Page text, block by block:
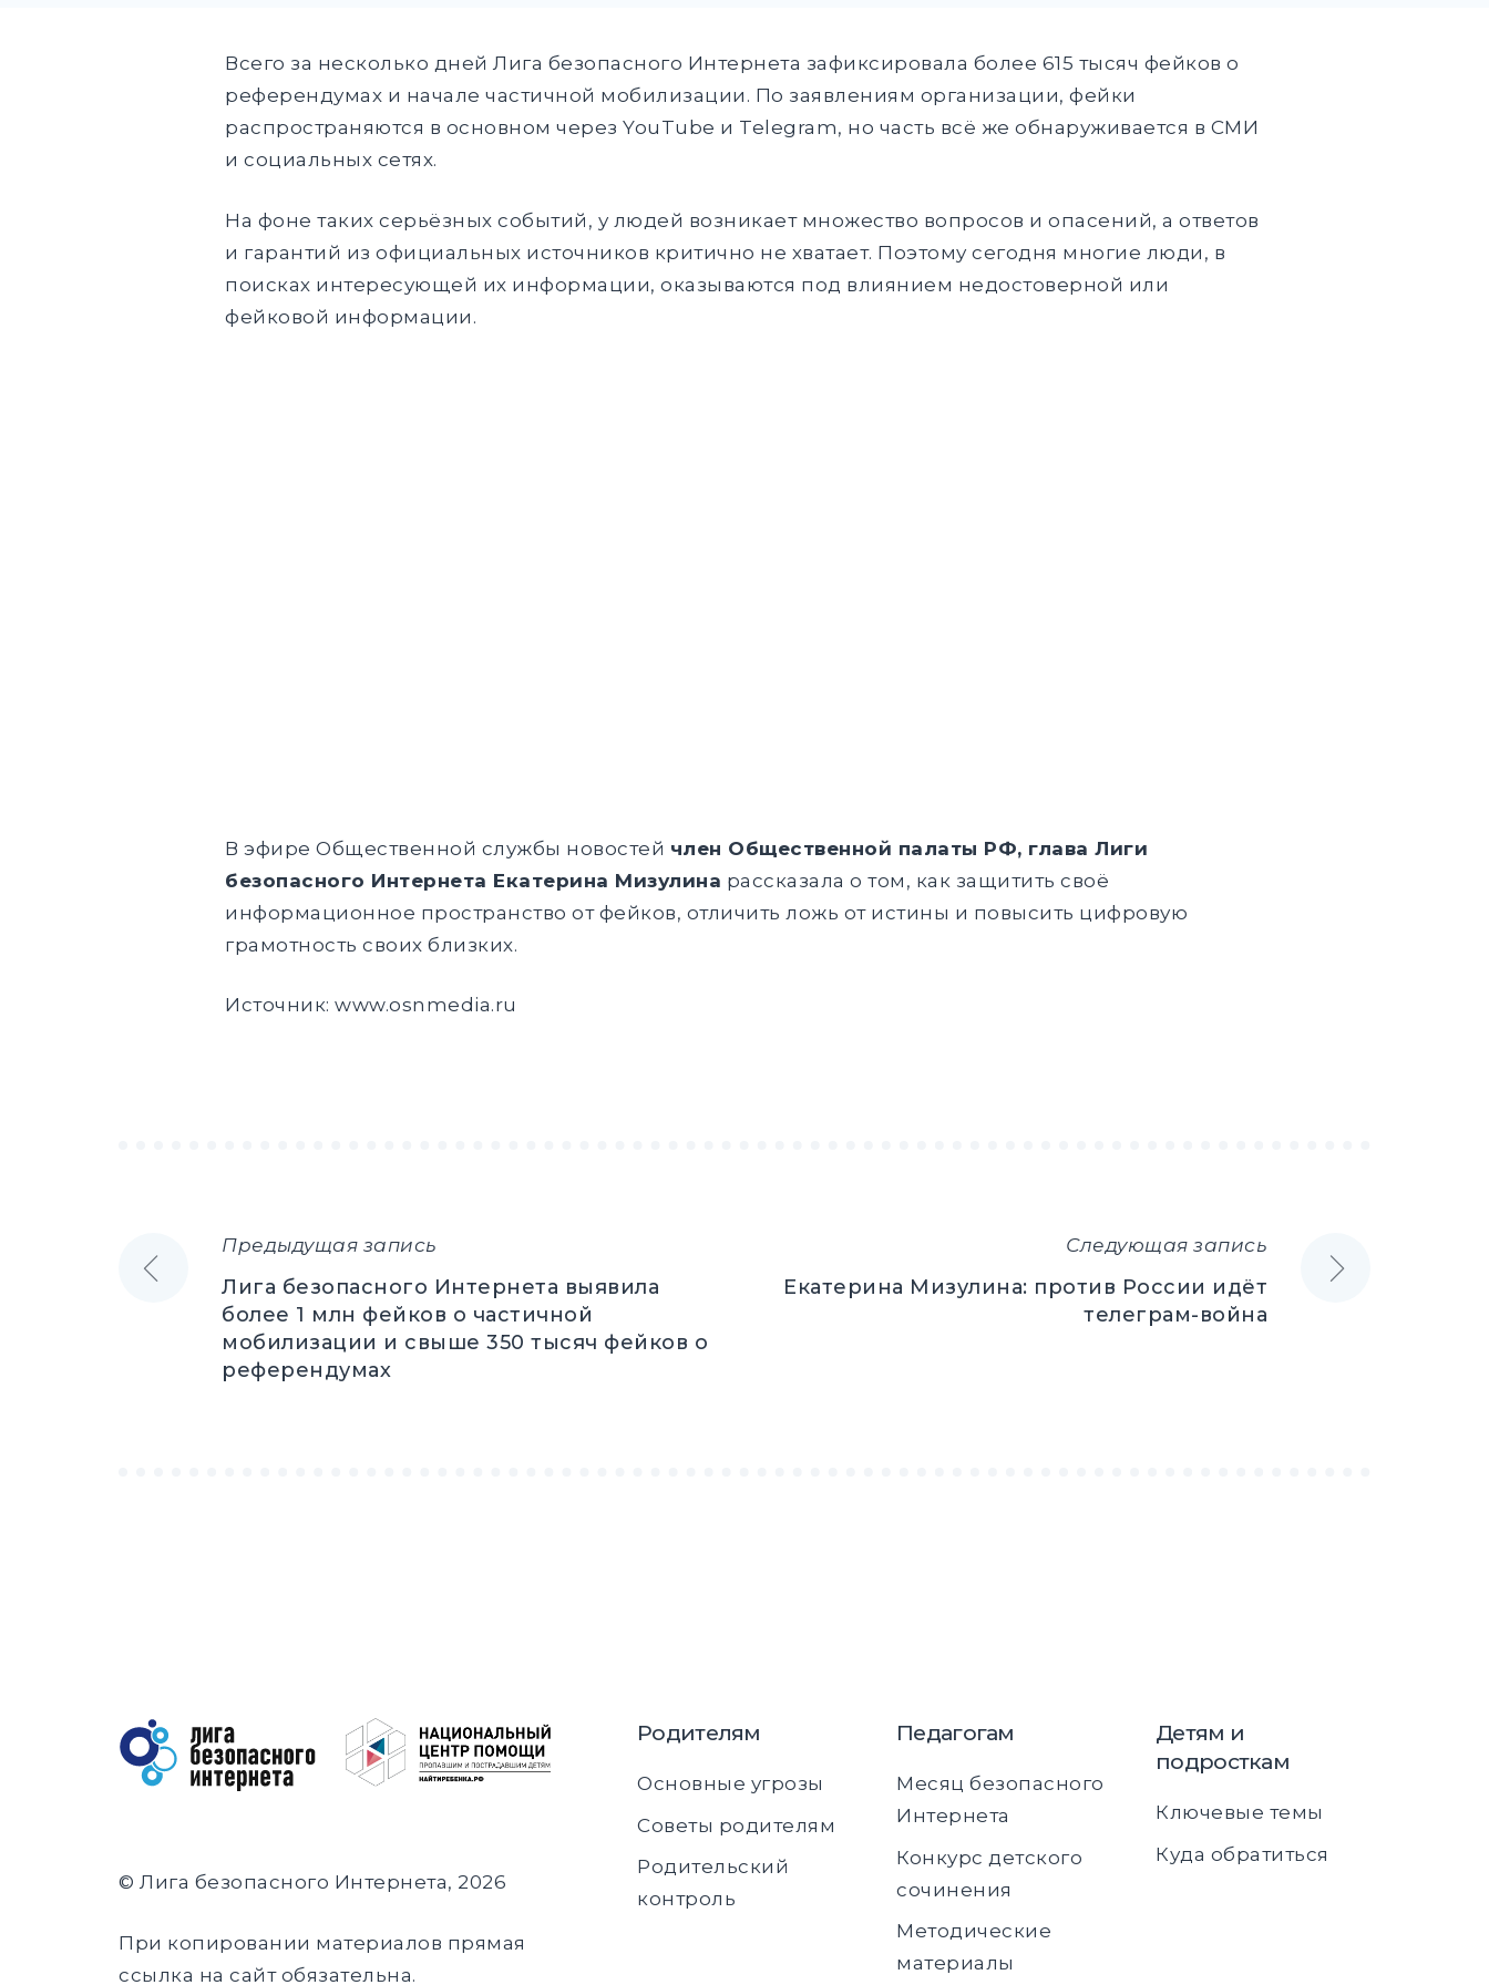
Всего за несколько дней Лига безопасного Интернета зафиксировала более 615 тысяч фейков о
референдумах и начале частичной мобилизации. По заявлениям организации, фейки
распространяются в основном через YouTube и Telegram, но часть всё же обнаруживается в СМИ
и социальных сетях.
На фоне таких серьёзных событий, у людей возникает множество вопросов и опасений, а ответов
и гарантий из официальных источников критично не хватает. Поэтому сегодня многие люди, в
поисках интересующей их информации, оказываются под влиянием недостоверной или
фейковой информации.
В эфире Общественной службы новостей член Общественной палаты РФ, глава Лиги
безопасного Интернета Екатерина Мизулина рассказала о том, как защитить своё
информационное пространство от фейков, отличить ложь от истины и повысить цифровую
грамотность своих близких.
Источник: www.osnmedia.ru
Навигация
записям
Предыдущая запись
Лига безопасного Интернета выявила
более 1 млн фейков о частичной
мобилизации и свыше 350 тысяч фейков о
референдумах
Следующая запись
Екатерина Мизулина: против России идёт
телеграм-война
© Лига безопасного Интернета, 2026
При копировании материалов прямая
ссылка на сайт обязательна.
Родителям
Основные угрозы
Советы родителям
Родительский
контроль
Педагогам
Месяц безопасного
Интернета
Конкурс детского
сочинения
Методические
материалы
Детям и
подросткам
Ключевые темы
Куда обратиться